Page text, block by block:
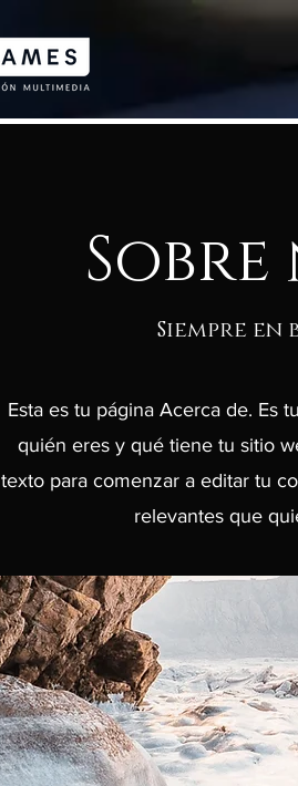
Siempre
Esta es tu página Acerca de. Es
quién eres y qué tiene tu sitio
texto para comenzar a editar tu
relevantes que